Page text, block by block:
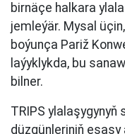
birnäçe halkara
jemleýär. Mysal
boýunça Pariž
laýyklykda, bu
bilner.
TRIPS
düzgünleriniň